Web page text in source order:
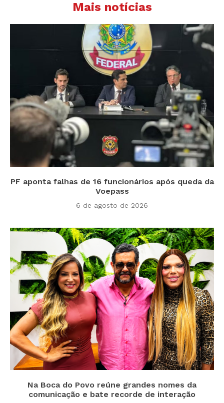
Mais notícias
PF aponta falhas de 16 funcionários após queda da
Voepass
6 de agosto de 2026
Na Boca do Povo reúne grandes nomes da
comunicação e bate recorde de interação